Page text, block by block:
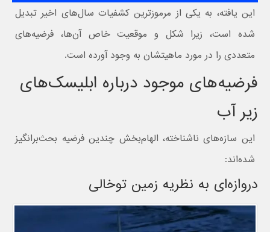
این یافته، به یکی از مرموزترین کشفیات سال‌های اخیر تبدیل
شده است، زیرا شکل و موقعیت خاص آن‌ها، فرضیه‌های
متعددی را در مورد ماهیتشان به وجود آورده است.
فرضیه‌های موجود درباره ابلیسک‌های
زیر آب
این سازه‌های ناشناخته، الهام‌بخش چندین فرضیه بحث‌برانگیز
شده‌اند:
دروازه‌ای به نظریه زمین توخالی